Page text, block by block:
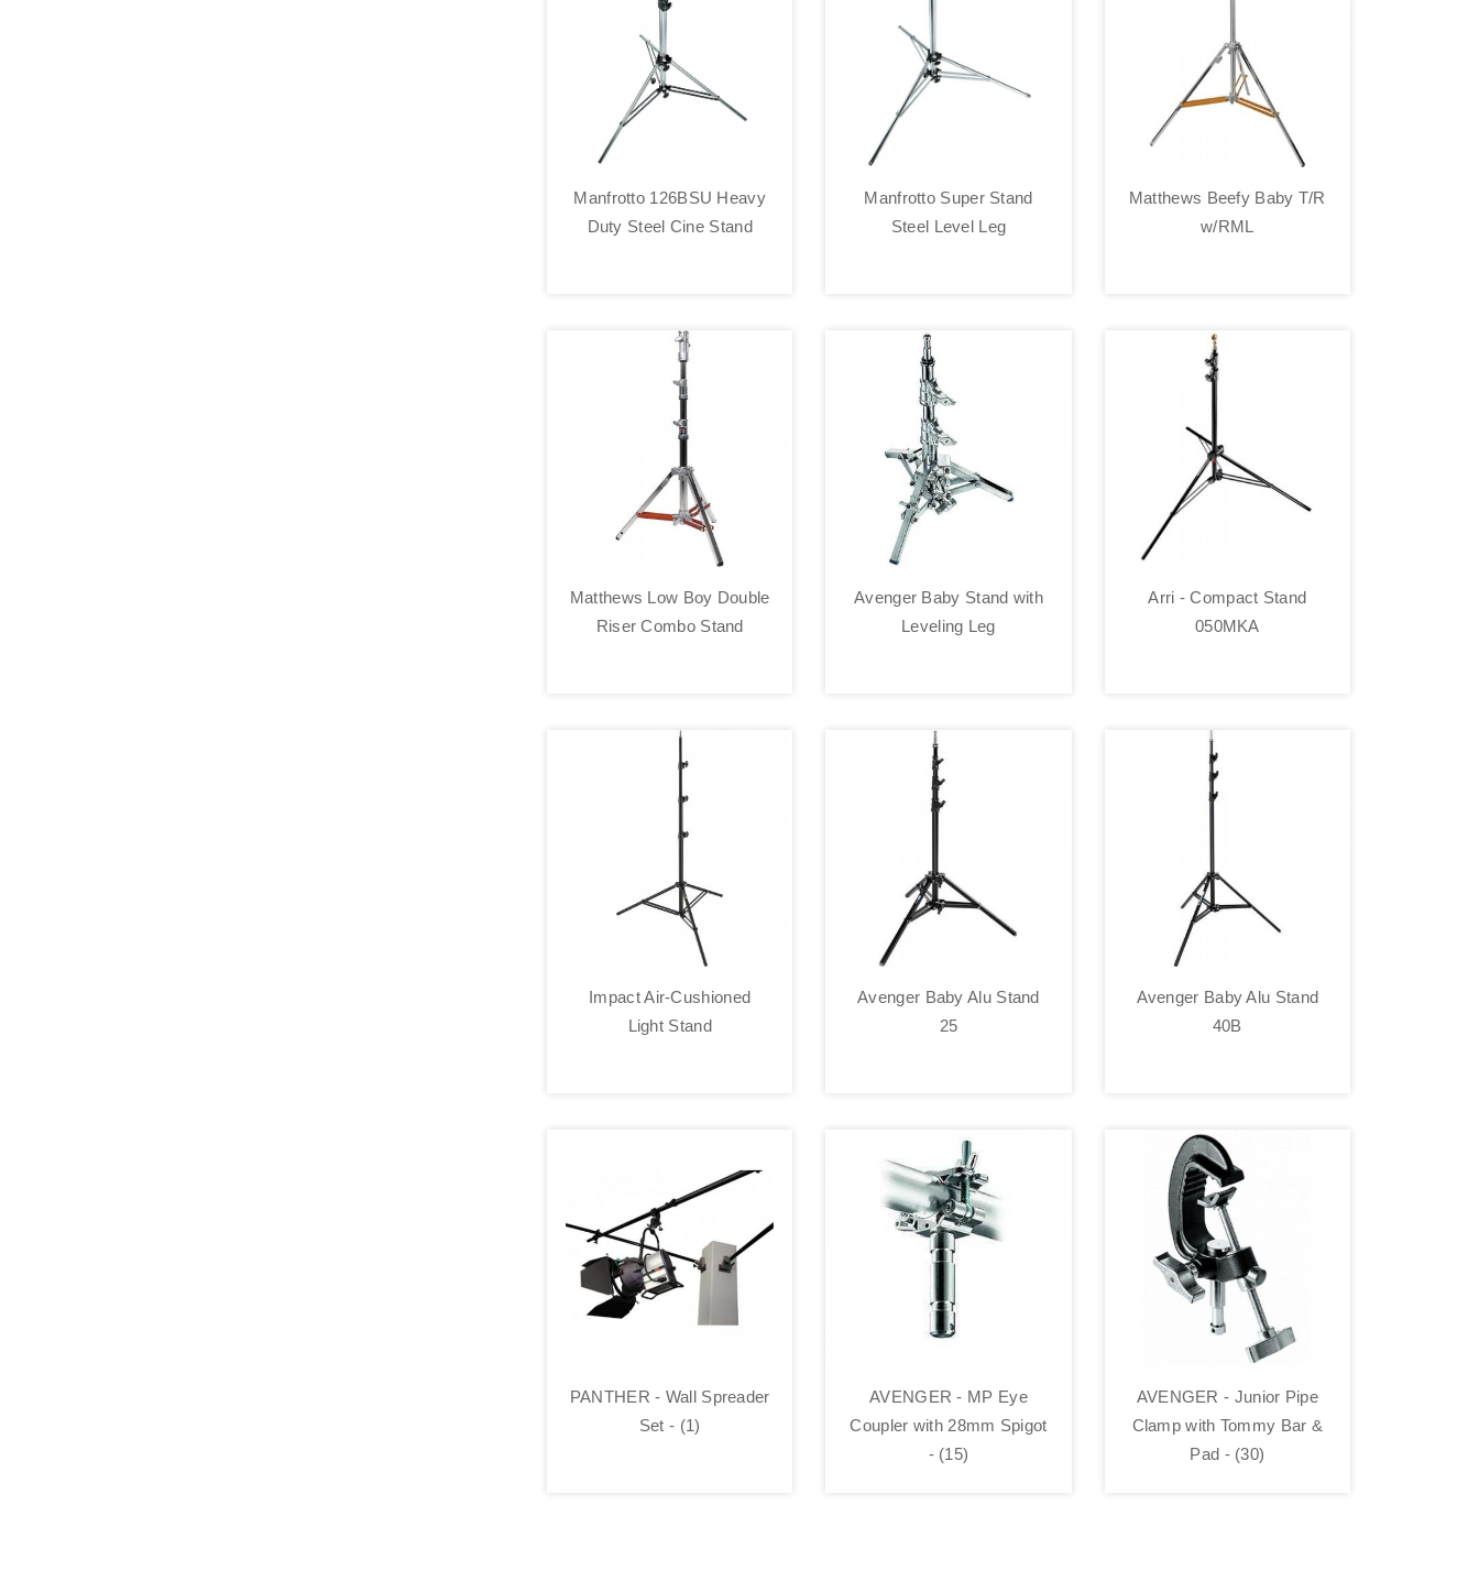
Manfrotto 126BSU Heavy
Duty Steel Cine Stand
Manfrotto Super Stand
Steel Level Leg
Matthews Beefy Baby T/R
w/RML
Matthews Low Boy Double
Riser Combo Stand
Avenger Baby Stand with
Leveling Leg
Arri - Compact Stand
050MKA
Impact Air-Cushioned
Light Stand
Avenger Baby Alu Stand
25
Avenger Baby Alu Stand
40B
PANTHER - Wall Spreader
Set - (1)
AVENGER - MP Eye
Coupler with 28mm Spigot
- (15)
AVENGER - Junior Pipe
Clamp with Tommy Bar &
Pad - (30)